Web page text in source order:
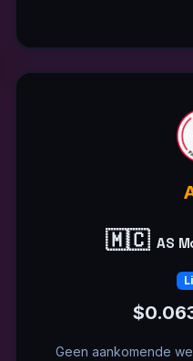
🇲🇨 AS
Geen aankomende